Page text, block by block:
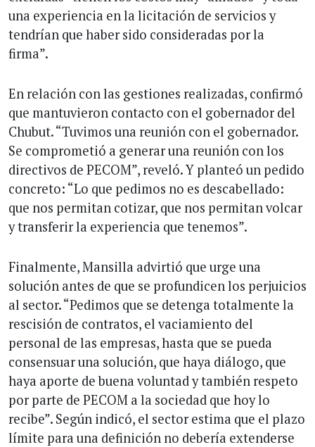
una experiencia en la licitación de servicios y
tendrían que haber sido consideradas por la
firma”.
En relación con las gestiones realizadas, confirmó
que mantuvieron contacto con el gobernador del
Chubut. “Tuvimos una reunión con el gobernador.
Se comprometió a generar una reunión con los
directivos de PECOM”, reveló. Y planteó un pedido
concreto: “Lo que pedimos no es descabellado:
que nos permitan cotizar, que nos permitan volcar
y transferir la experiencia que tenemos”.
Finalmente, Mansilla advirtió que urge una
solución antes de que se profundicen los perjuicios
al sector. “Pedimos que se detenga totalmente la
rescisión de contratos, el vaciamiento del
personal de las empresas, hasta que se pueda
consensuar una solución, que haya diálogo, que
haya aporte de buena voluntad y también respeto
por parte de PECOM a la sociedad que hoy lo
recibe”. Según indicó, el sector estima que el plazo
límite para una definición no debería extenderse